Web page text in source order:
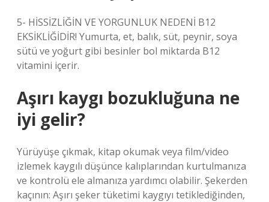
5- HİSSİZLİĞİN VE YORGUNLUK NEDENİ B12
EKSİKLİĞİDİR! Yumurta, et, balık, süt, peynir, soya
sütü ve yoğurt gibi besinler bol miktarda B12
vitamini içerir.
Aşırı kaygı bozukluğuna ne
iyi gelir?
Yürüyüşe çıkmak, kitap okumak veya film/video
izlemek kaygılı düşünce kalıplarından kurtulmanıza
ve kontrolü ele almanıza yardımcı olabilir. Şekerden
kaçının: Aşırı şeker tüketimi kaygıyı tetiklediğinden,